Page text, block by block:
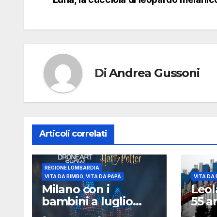
DiAndrea Gussoni
Articoli correlati
REGIONE LOMBARDIA
VITA DA BIMBO, VITA DA PAPÀ
Milano con i
bambini a luglio
2026: eventi,
VITA DA
55